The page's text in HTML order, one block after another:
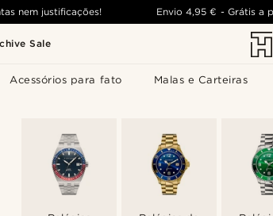
Sale
Acessórios para fato Malas e Carteiras
nem justificações! Envio 4,95 € - Grátis a